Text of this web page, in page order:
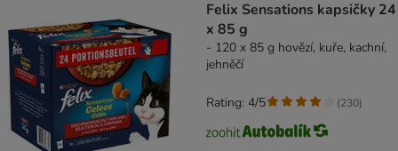
Felix Sensations kapsičky 24
x 85 g
- 120 x 85 g hovězí, kuře, kachní,
jehněčí
Rating: 4/5 (230)